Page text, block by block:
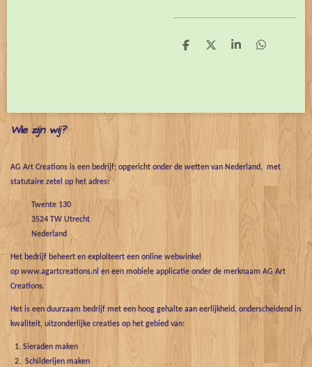
D
D
S
D
Wie zijn wij?
AG Art Creations is een bedrijf; opgericht onder de wetten van Nederland, met
statutaire zetel op het adres:
Twente 130
3524 TW Utrecht
Nederland
Het bedrijf beheert en exploiteert een online webwinkel
op www.agartcreations.nl en een mobiele applicatie onder de merknaam AG Art
Creations.
Het is een duurzaam bedrijf met een hoog gehalte aan eerlijkheid, onderscheidend in
kwaliteit, uitzonderlijke creaties op het gebied van:
Sieraden maken
Schilderijen maken